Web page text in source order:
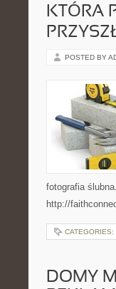
KTÓRA
POSTED BY
fotografia
http://
CATEGORIES:
DOMY